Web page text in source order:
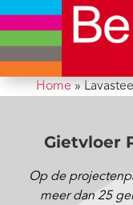
Home»
Gietvloer
Op de
meer dan 25